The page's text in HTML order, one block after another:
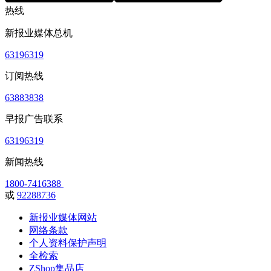
热线
新报业媒体总机
63196319
订阅热线
63883838
早报广告联系
63196319
新闻热线
1800-7416388
或 92288736
新报业媒体网站
网络条款
个人资料保护声明
全检索
ZShop集品店